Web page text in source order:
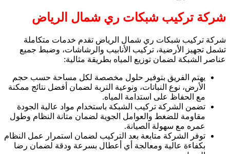
شركة تركيب شبكات ري شمال الرياض
شركة تركيب شبكات ري شمال الرياض تقدم خدمات متكاملة
تشمل تجهيز الأرضية، تركيب الأنابيب والرشاشات، وضبط جميع
عناصر الشبكة لضمان توزيع المياه بطريقة مثالية:
يهتم الفريق بتوفير حلول مخصصة لكل مساحة حسب حجم
الأرض، نوع النباتات، ونوعية التربة لضمان أفضل نتائج ممكنة
مع الحفاظ على استدامة المياه.
تضمن الشركة تركيب الشبكة باستخدام مواد عالية الجودة
مقاومة للضغط والعوامل الجوية لضمان متانة النظام وطول
عمره مع سهولة الصيانة.
توفر الشركة متابعة بعد التركيب لضمان استمرار عمل النظام
بكفاءة عالية ومعالجة أي أعطال بسرعة ودقة لضمان رضا